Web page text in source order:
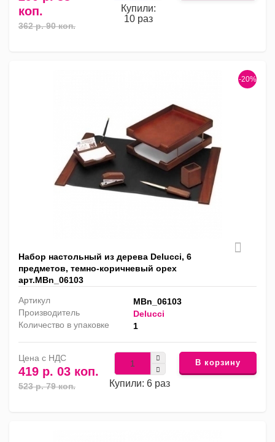
коп.
362 р. 90 коп.
Купили:
10 раз
-20%
Набор настольный из дерева Delucci, 6
предметов, темно-коричневый орех
арт.MBn_06103
Артикул
MBn_06103
Производитель
Delucci
Количество в упаковке
1
Цена с НДС
419 р. 03 коп.
523 р. 79 коп. Купили: 6 раз
В корзину